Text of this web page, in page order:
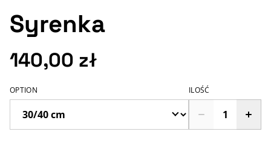
Syrenka
140,00 zł
OPTION ILOŚĆ